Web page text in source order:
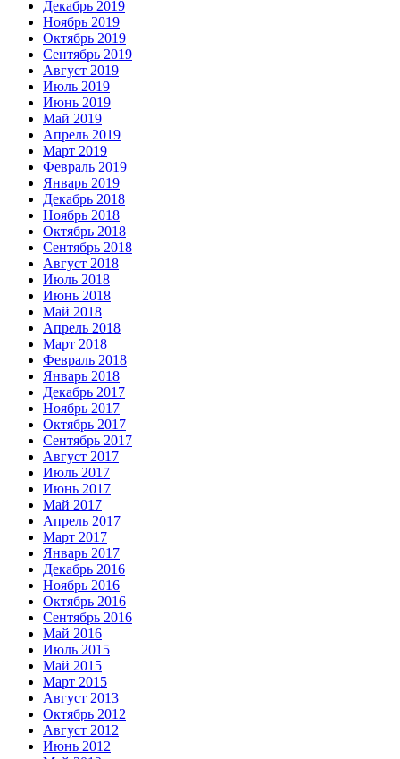
Декабрь 2019
Ноябрь 2019
Октябрь 2019
Сентябрь 2019
Август 2019
Июль 2019
Июнь 2019
Май 2019
Апрель 2019
Март 2019
Февраль 2019
Январь 2019
Декабрь 2018
Ноябрь 2018
Октябрь 2018
Сентябрь 2018
Август 2018
Июль 2018
Июнь 2018
Май 2018
Апрель 2018
Март 2018
Февраль 2018
Январь 2018
Декабрь 2017
Ноябрь 2017
Октябрь 2017
Сентябрь 2017
Август 2017
Июль 2017
Июнь 2017
Май 2017
Апрель 2017
Март 2017
Январь 2017
Декабрь 2016
Ноябрь 2016
Октябрь 2016
Сентябрь 2016
Май 2016
Июль 2015
Май 2015
Март 2015
Август 2013
Октябрь 2012
Август 2012
Июнь 2012